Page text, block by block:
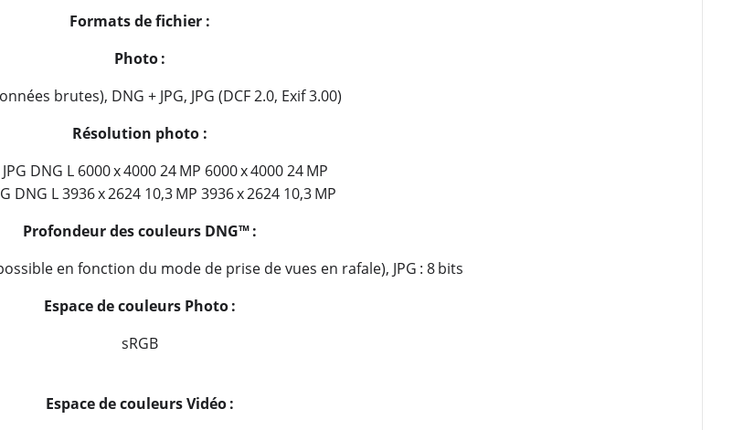
Formats de fichier :
Photo :
brutes), DNG + JPG, JPG (DCF 2.0, Exif 3.00)
Résolution photo :
DNG L 6000 x 4000 24 MP 6000 x 4000 24 MP
DNG L 3936 x 2624 10,3 MP 3936 x 2624 10,3 MP
Profondeur des couleurs DNG™ :
en fonction du mode de prise de vues en rafale), JPG : 8 bits
Espace de couleurs Photo :
sRGB
Espace de couleursVidéo :